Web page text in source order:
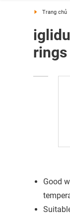
Trang chủ
rings
Good